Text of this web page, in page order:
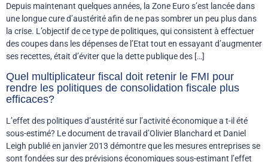
Depuis maintenant quelques années, la Zone Euro s’est lancée dans
une longue cure d’austérité afin de ne pas sombrer un peu plus dans
la crise. L’objectif de ce type de politiques, qui consistent à effectuer
des coupes dans les dépenses de l’Etat tout en essayant d’augmenter
ses recettes, était d’éviter que la dette publique des […]
Quel multiplicateur fiscal doit retenir le FMI pour
rendre les politiques de consolidation fiscale plus
efficaces?
L’effet des politiques d’austérité sur l’activité économique a t-il été
sous-estimé? Le document de travail d’Olivier Blanchard et Daniel
Leigh publié en janvier 2013 démontre que les mesures entreprises se
sont fondées sur des prévisions économiques sous-estimant l’effet